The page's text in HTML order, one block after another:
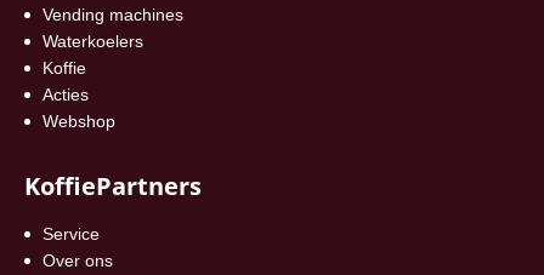
Vending machines
Waterkoelers
Koffie
Acties
Webshop
KoffiePartners
Service
Over ons